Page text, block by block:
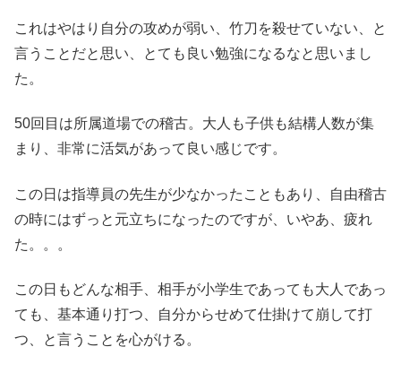
これはやはり自分の攻めが弱い、竹刀を殺せていない、と
言うことだと思い、とても良い勉強になるなと思いまし
た。
50回目は所属道場での稽古。大人も子供も結構人数が集
まり、非常に活気があって良い感じです。
この日は指導員の先生が少なかったこともあり、自由稽古
の時にはずっと元立ちになったのですが、いやあ、疲れ
た。。。
この日もどんな相手、相手が小学生であっても大人であっ
ても、基本通り打つ、自分からせめて仕掛けて崩して打
つ、と言うことを心がける。